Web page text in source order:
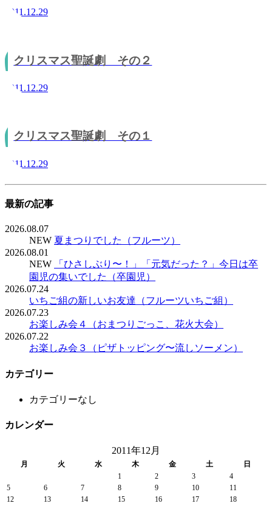
2011.12.29
クリスマス聖誕劇 その２
2011.12.29
クリスマス聖誕劇 その１
2011.12.29
最新の記事
2026.08.07
NEW 夏まつりでした（フルーツ）
2026.08.01
NEW
「ひさしぶり〜！」「元気だった？」今日は卒
園児の集いでした（卒園児）
2026.07.24
いちご組の新しいお友達（フルーツいちご組）
2026.07.23
お楽しみ会４（おまつりごっこ、花火大会）
2026.07.22
お楽しみ会３（ピザトッピング〜流しソーメン）
カテゴリー
カテゴリーなし
カレンダー
2011年12月
月 火 水 木 金 土
日
1
2 3
4
5
6 7 8 9 10
11
12
13 14 15 16 17
18